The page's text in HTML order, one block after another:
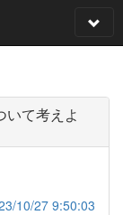
いて考えよ
10/27 9:50:03